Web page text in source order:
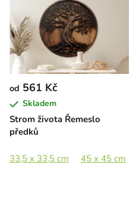
Strom života Řemeslo
předků
od 561 Kč
Skladem
33,5 x 33,5 cm 45 x 45 cm